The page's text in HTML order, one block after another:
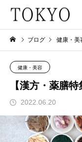
ブログ 健康・美
健康・美容
【漢方・薬膳
2022.06.20